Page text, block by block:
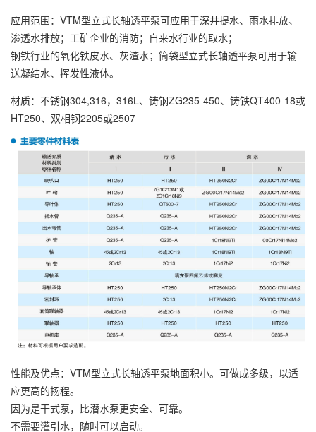
应用范围：VTM型立式长轴透平泵可应用于深井提水、雨水排放、
渗透水排放；工矿企业的消防；自来水行业的取水；
钢铁行业的氧化铁皮水、灰渣水；筒袋型立式长轴透平泵可用于输
送凝结水、挥发性液体。
材质：不锈钢304,316，316L、铸钢ZG235-450、铸铁QT400-18或
HT250、双相钢2205或2507
性能及优点：VTM型立式长轴透平泵地面积小。可做成多级，以适
应更高的扬程。
因为是干式泵，比潜水泵更安全、可靠。
不需要灌引水，随时可以启动。